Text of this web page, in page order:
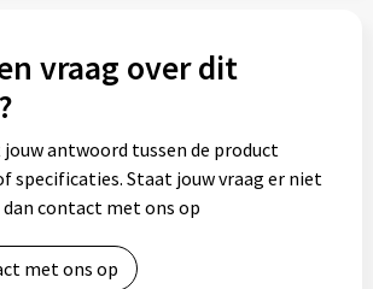
vraag over dit
antwoord tussen de product
specificaties. Staat jouw vraag er niet
dan contact met ons op
met ons op